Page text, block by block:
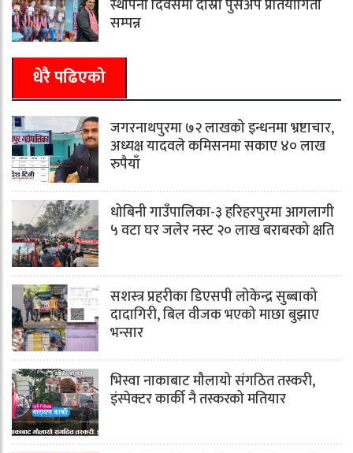
स्थापना दिवसमा दोस्रो पुसअप प्रतियोगिता
सम्पन्न
धेरै पढिएको
जगरनाथपुरमा ७२ लाखको इन्धनमा भ्रष्टाचार,
अध्यक्ष यादवले कमिसनमा सकाए ४० लाख
रुपैयाँ
धोबिनी गाउँपालिका-३ हरिहरपुरमा आगलागी
५ वटा घर जलेर नस्ट २० लाख बराबरको क्षति
सशस्त्र प्रहरीका डिएसपी लोकेन्द्र सुब्बाको
दादागिरी, बिल वीजक भएको माछा बुझाए
भन्सार
भिस्वा नाकाबाट मौलायो संगठित तस्करी,
इंस्पेक्टर कार्की नै तस्करको मतियार